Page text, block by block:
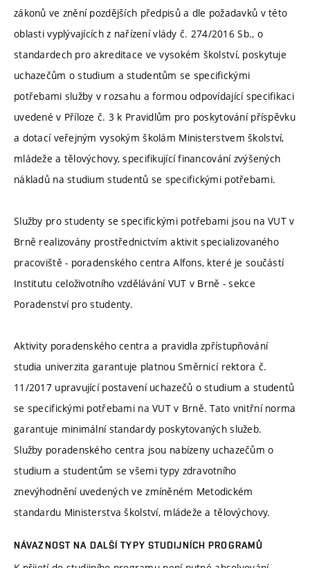
zákonů ve znění pozdějších předpisů a dle požadavků v této
oblasti vyplývajících z nařízení vlády č. 274/2016 Sb., o
standardech pro akreditace ve vysokém školství, poskytuje
uchazečům o studium a studentům se specifickými
potřebami služby v rozsahu a formou odpovídající specifikaci
uvedené v Příloze č. 3 k Pravidlům pro poskytování příspěvku
a dotací veřejným vysokým školám Ministerstvem školství,
mládeže a tělovýchovy, specifikující financování zvýšených
nákladů na studium studentů se specifickými potřebami.
Služby pro studenty se specifickými potřebami jsou na VUT v
Brně realizovány prostřednictvím aktivit specializovaného
pracoviště - poradenského centra Alfons, které je součástí
Institutu celoživotního vzdělávání VUT v Brně - sekce
Poradenství pro studenty.
Aktivity poradenského centra a pravidla zpřístupňování
studia univerzita garantuje platnou Směrnicí rektora č.
11/2017 upravující postavení uchazečů o studium a studentů
se specifickými potřebami na VUT v Brně. Tato vnitřní norma
garantuje minimální standardy poskytovaných služeb.
Služby poradenského centra jsou nabízeny uchazečům o
studium a studentům se všemi typy zdravotního
znevýhodnění uvedených ve zmíněném Metodickém
standardu Ministerstva školství, mládeže a tělovýchovy.
NÁVAZNOST NA DALŠÍ TYPY STUDIJNÍCH PROGRAMŮ